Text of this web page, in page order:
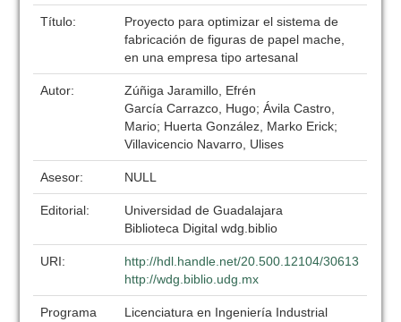
Título:
Proyecto para optimizar el sistema de
fabricación de figuras de papel mache,
en una empresa tipo artesanal
Autor:
Zúñiga Jaramillo, Efrén
García Carrazco, Hugo; Ávila Castro,
Mario; Huerta González, Marko Erick;
Villavicencio Navarro, Ulises
Asesor: NULL
Editorial:
Universidad de Guadalajara
Biblioteca Digital wdg.biblio
URI:
http://hdl.handle.net/20.500.12104/30613
http://wdg.biblio.udg.mx
Programa
Licenciatura en Ingeniería Industrial